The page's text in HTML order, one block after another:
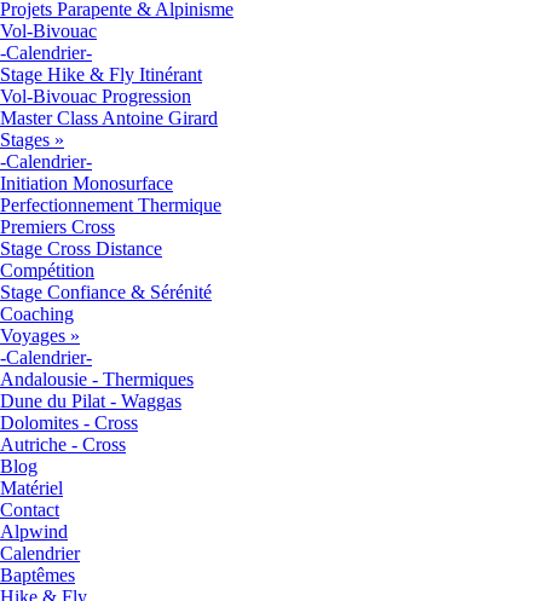
Projets Parapente & Alpinisme
Vol-Bivouac
-Calendrier-
Stage Hike & Fly Itinérant
Vol-Bivouac Progression
Master Class Antoine Girard
Stages »
-Calendrier-
Initiation Monosurface
Perfectionnement Thermique
Premiers Cross
Stage Cross Distance
Compétition
Stage Confiance & Sérénité
Coaching
Voyages »
-Calendrier-
Andalousie - Thermiques
Dune du Pilat - Waggas
Dolomites - Cross
Autriche - Cross
Blog
Matériel
Contact
Alpwind
Calendrier
Baptêmes
Hike & Fly